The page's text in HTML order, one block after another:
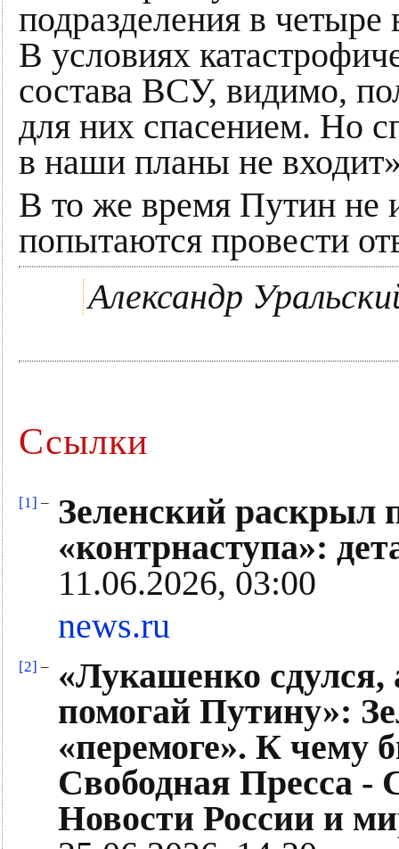
подразделения в
В условиях
состава ВСУ, видимо,
для них спасением. Но
в наши планы не
В то же время Путин
попытаются провести
Александр
Ссылки
[1] – Зеленский раскрыл
«контрнаступа»:
11.06.2026, 03:00
news.ru
[2] –
«Лукашенко сдулся,
помогай Путину»:
«перемоге». К чему
Свободная Пресса
Новости России и